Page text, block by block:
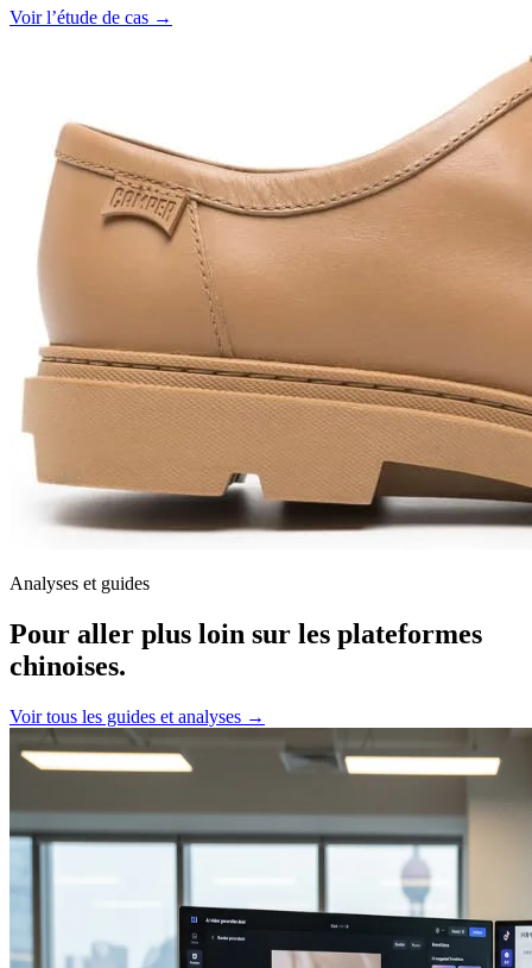
Voir l’étude de cas →
Analyses et guides
Pour aller plus loin sur les plateformes
chinoises.
Voir tous les guides et analyses →